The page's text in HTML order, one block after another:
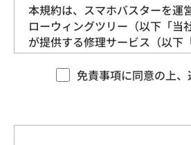
号、連絡先その他の記述等に
識別できる情報を指します。
プライバシー情報のうち「履
情報」とは、上記に定める「
本規約は、スマホバスターを運
ローウィングツリー（以下「当
が提供する修理サービス（以下
言います）に適用される基本的
のです。 当社は、本規約に沿っ
ご利用くださいますようお願い
免責事項に同意の上、